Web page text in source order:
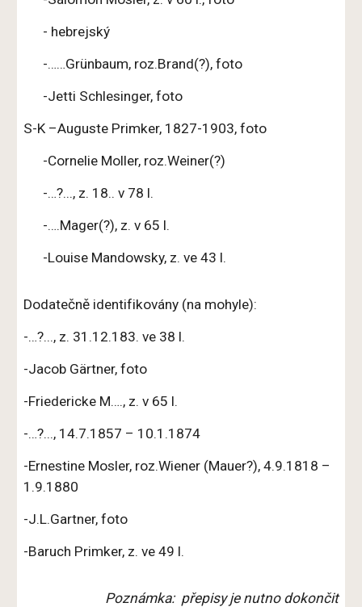
- hebrejský
-……Grünbaum, roz.Brand(?), foto
-Jetti Schlesinger, foto
S-K –Auguste Primker, 1827-1903, foto
-Cornelie Moller, roz.Weiner(?)
-…?..., z. 18.. v 78 l.
-….Mager(?), z. v 65 l.
-Louise Mandowsky, z. ve 43 l.
Dodatečně identifikovány (na mohyle):
-…?..., z. 31.12.183. ve 38 l.
-Jacob Gärtner, foto
-Friedericke M…., z. v 65 l.
-…?..., 14.7.1857 – 10.1.1874
-Ernestine Mosler, roz.Wiener (Mauer?), 4.9.1818 –
1.9.1880
-J.L.Gartner, foto
-Baruch Primker, z. ve 49 l.
Poznámka: přepisy je nutno dokončit